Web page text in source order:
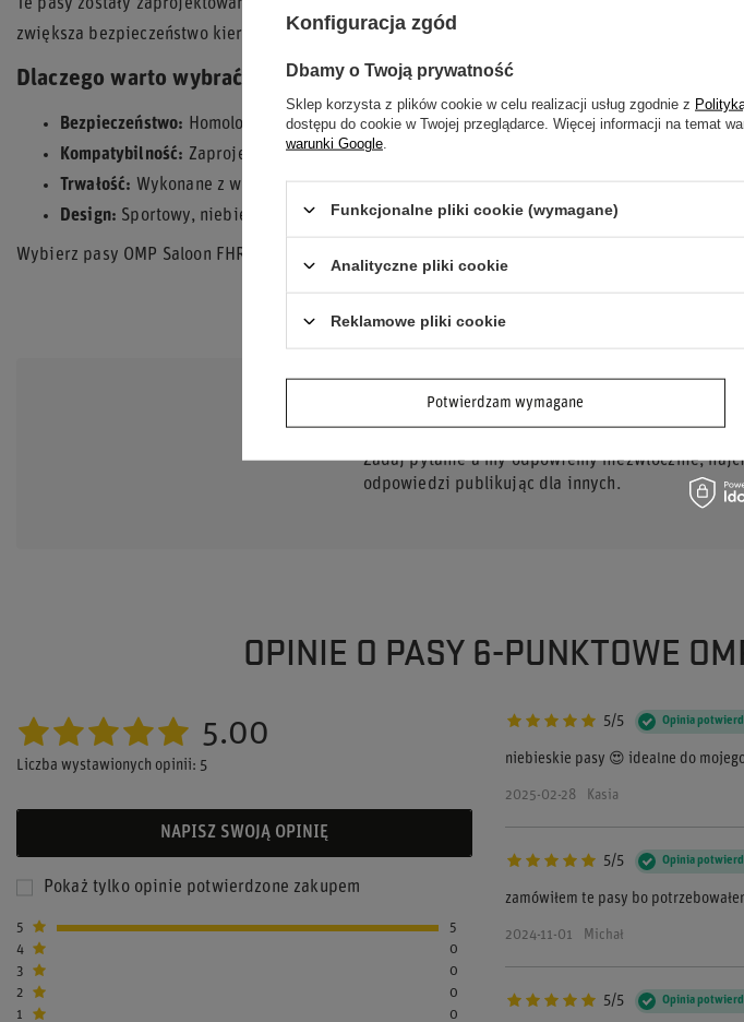
Te pasy zostały zaprojektowane specjalnie do współpracy z systemami HANS (Head and Neck
zwiększa bezpieczeństwo kierowcy, chroniąc głowę i szyję przed urazami.
Dlaczego warto wybrać pasy OMP Saloon FHR?
Bezpieczeństwo: Homologacja FIA 8853-2016 oraz 6-punktowe mocowanie.
Kompatybilność: Zaprojektowane do współpracy z systemami HANS.
Trwałość: Wykonane z wysokiej jakości stali i stopów aluminium.
Design: Sportowy, niebieski kolor.
Wybierz pasy OMP Saloon FHR i poczuj pewność i bezpieczeństwo na torze wyścigowym!
POTRZEBUJESZ POMOCY?
Zadaj pytanie a my odpowiemy niezwłocznie,
odpowiedzi publikując dla innych.
OPINIE O PASY 6-PUNKTOWE
5.00
Liczba wystawionych opinii: 5
NAPISZ SWOJĄ OPINIĘ
Pokaż tylko opinie potwierdzone zakupem
5
5
4
0
3
0
2
0
1
0
5/5 Opinia
niebieskie pasy 😍 idealne do
2025-02-28 Kasia
5/5 Opinia
zamówiłem te pasy bo
2024-11-01 Michał
5/5 Opinia
Konfiguracja zgód
Dbamy o Twoją prywatność
Sklep korzysta z plików cookie w celu realizacji usług zgodnie z
dostępu do cookie w Twojej przeglądarce. Więcej informacji na temat
warunki Google
Funkcjonalne pliki cookie (wymagane)
Analityczne pliki cookie
Reklamowe pliki cookie
Potwierdzam wymagane